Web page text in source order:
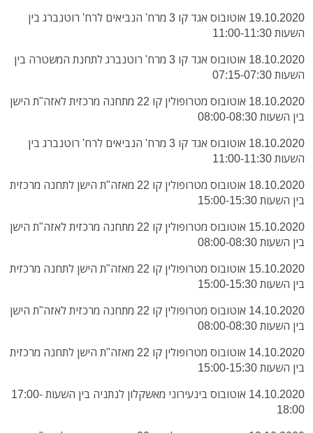
19.10.2020 אוטובוס אגד קו 3 מרח' הנביאים לרח' רוטנברג בין
השעות 11:00-11:30
18.10.2020 אוטובוס אגד קו 3 מרח' רוטנברג לתחנת המשטרה בין
השעות 07:15-07:30
18.10.2020 אוטובוס מטרופולין קו 22 מתחנה מרכזית לאזה"ת הישן
בין השעות 08:00-08:30
18.10.2020 אוטובוס אגד קו 3 מרח' הנביאים לרח' רוטנברג בין
השעות 11:00-11:30
18.10.2020 אוטובוס מטרופולין קו 22 מאזה"ת הישן לתחנה מרכזית
בין השעות 15:00-15:30
15.10.2020 אוטובוס מטרופולין קו 22 מתחנה מרכזית לאזה"ת הישן
בין השעות 08:00-08:30
15.10.2020 אוטובוס מטרופולין קו 22 מאזה"ת הישן לתחנה מרכזית
בין השעות 15:00-15:30
14.10.2020 אוטובוס מטרופולין קו 22 מתחנה מרכזית לאזה"ת הישן
בין השעות 08:00-08:30
14.10.2020 אוטובוס מטרופולין קו 22 מאזה"ת הישן לתחנה מרכזית
בין השעות 15:00-15:30
14.10.2020 אוטובוס בינעירוני מאשקלון לנתניה בין השעות 17:00-
18:00